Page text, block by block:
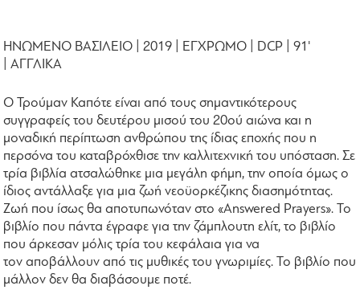
ΗΝΩΜΕΝΟ ΒΑΣΙΛΕΙΟ | 2019 | ΕΓΧΡΩΜΟ | DCP | 91'
| ΑΓΓΛΙΚΑ
Ο Τρούμαν Καπότε είναι από τους σημαντικότερους
συγγραφείς του δευτέρου μισού του 20ού αιώνα και η
μοναδική περίπτωση ανθρώπου της ίδιας εποχής που η
περσόνα του καταβρόχθισε την καλλιτεχνική του υπόσταση. Σε
τρία βιβλία ατσαλώθηκε μια μεγάλη φήμη, την οποία όμως ο
ίδιος αντάλλαξε για μια ζωή νεοϋορκέζικης διασημότητας.
Ζωή που ίσως θα αποτυπωνόταν στο «Answered Prayers». Το
βιβλίο που πάντα έγραφε για την ζάμπλουτη ελίτ, το βιβλίο
που άρκεσαν μόλις τρία του κεφάλαια για να
τον αποβάλλουν από τις μυθικές του γνωριμίες. Το βιβλίο που
μάλλον δεν θα διαβάσουμε ποτέ.